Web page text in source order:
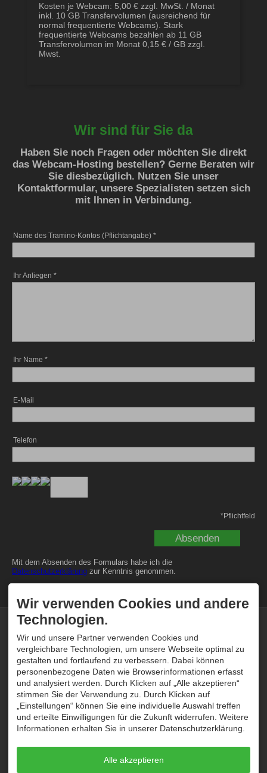
Kosten je Webcam: 5,00 € zzgl. MwSt. / Monat
inkl. 10 GB Transfervolumen (ausreichend für
normal frequentierte Webcams). Stark
frequentierte Webcams bezahlen ab 11 GB
Transfervolumen im Monat 0,15 € / GB zzgl.
Mwst.
Wir sind für Sie da
Haben Sie noch Fragen oder möchten Sie direkt
das Webcam-Hosting bestellen? Gerne Beraten wir
Sie diesbezüglich. Nutzen Sie unser
Kontaktformular, unsere Spezialisten setzen sich
mit Ihnen in Verbindung.
Name des Tramino-Kontos (Pflichtangabe) *
Ihr Anliegen *
Ihr Name *
E-Mail
Telefon
*Pflichtfeld
Mit dem Absenden des Formulars habe ich die
Datenschutzerklärung zur Kenntnis genommen.
KONTAKT
Tramino
Peter Traskalik
Weststrasse 30
87561 Oberstdorf
DEUTSCHLAND
Tel.+49 8322 300 96 80
service@tramino.de
Tramino wurde im Oktober
2008 von Peter Traskalik
gegründet. Unser System
wird bei Hunderten von
Kunden erfolgreich
eingesetzt und von unserem
einheimischen Team stetig
weiterentwickelt und betreut.
SUPPORT
Haben Sie ein Konto und
System? Kontaktieren Sie
ÖFFNUNGSZEITEN
Mo - Do 09:00-12:00 und
Freitag
09:00-12:00
Sa, So
geschlossen
Wir verwenden Cookies und andere
Technologien.
Wir und unsere Partner verwenden Cookies und
vergleichbare Technologien, um unsere Webseite optimal zu
gestalten und fortlaufend zu verbessern. Dabei können
personenbezogene Daten wie Browserinformationen erfasst
und analysiert werden. Durch Klicken auf „Alle akzeptieren“
stimmen Sie der Verwendung zu. Durch Klicken auf
„Einstellungen“ können Sie eine individuelle Auswahl treffen
und erteilte Einwilligungen für die Zukunft widerrufen. Weitere
Informationen erhalten Sie in unserer Datenschutzerklärung.
Alle akzeptieren